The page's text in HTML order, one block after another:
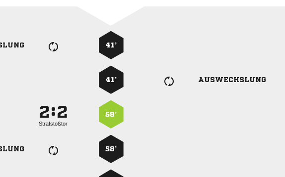
41’
41’ AUSWECHSLUNG
:
Strafstoßtor
58’
58’